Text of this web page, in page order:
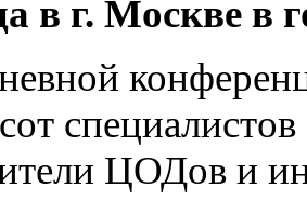
в г. Москве в
ЦОДов и